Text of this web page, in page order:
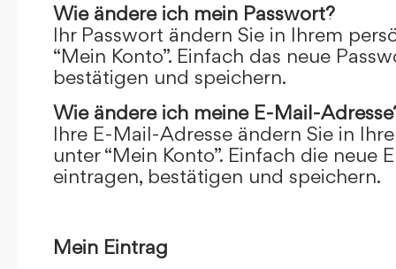
Wie ändere ich mein Passwort?
Ihr Passwort ändern Sie in Ihrem
“Mein Konto”. Einfach das neue
bestätigen und speichern.
Wie ändere ich meine E-Mail-
Ihre E-Mail-Adresse ändern Sie in
unter “Mein Konto”. Einfach die neue
eintragen, bestätigen und speichern.
Mein Eintrag